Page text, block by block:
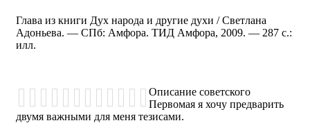
Глава из книги Дух народа и другие духи / Светлана
Адоньева. — СПб: Амфора. ТИД Амфора, 2009. — 287 с.:
илл.
Описание советского
Первомая я хочу предварить
двумя важными для меня тезисами.